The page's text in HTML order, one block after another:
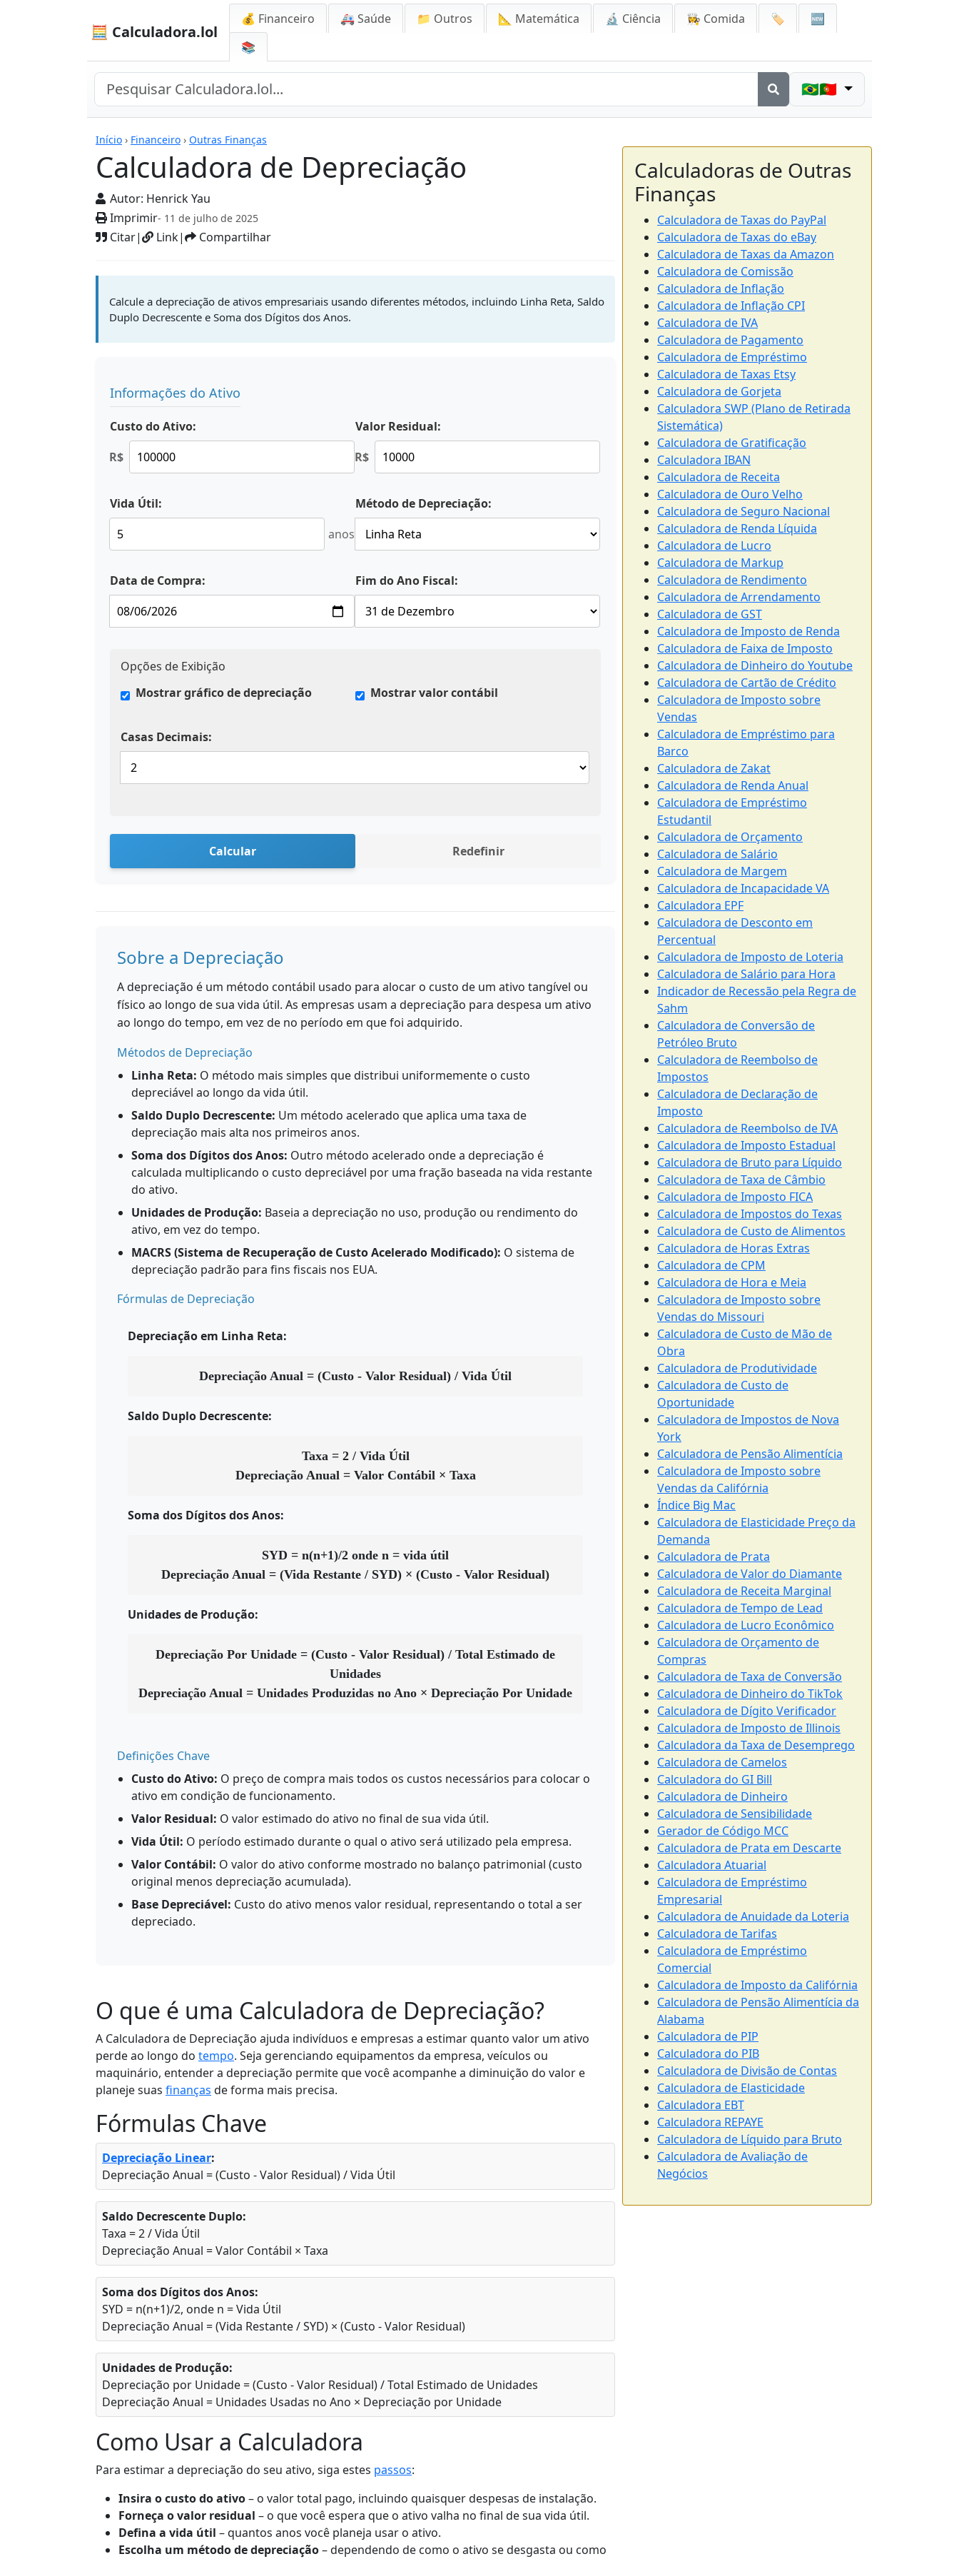
🧮 Calculadora.lol
💰 Financeiro 🚑 Saúde 📁 Outros 📐 Matemática 🔬 Ciência 👩‍🍳 Comida 🏷️
🆕
📚
🇧🇷🇵🇹
Início › Financeiro › Outras Finanças
Calculadora de Depreciação
Autor: Henrick Yau
Imprimir- 11 de julho de 2025
Citar| Link| Compartilhar
Calculadoras
Calcule a depreciação de ativos empresariais usando diferentes métodos, incluindo Linha Reta, Saldo
Duplo Decrescente e Soma dos Dígitos dos Anos.
Informações do Ativo
Custo do Ativo:
R$
Valor Residual:
R$
Vida Útil:
anos
Método de Depreciação:
Data de Compra: Fim do Ano Fiscal:
Opções de Exibição
Mostrar gráfico de depreciação
Mostrar valor contábil
Casas Decimais:
Calcular Redefinir
Sobre a Depreciação
A depreciação é um método contábil usado para alocar o custo de um ativo tangível ou
físico ao longo de sua vida útil. As empresas usam a depreciação para despesa um ativo
ao longo do tempo, em vez de no período em que foi adquirido.
Métodos de Depreciação
Linha Reta: O método mais simples que distribui uniformemente o custo
depreciável ao longo da vida útil.
Saldo Duplo Decrescente: Um método acelerado que aplica uma taxa de
depreciação mais alta nos primeiros anos.
Soma dos Dígitos dos Anos: Outro método acelerado onde a depreciação é
calculada multiplicando o custo depreciável por uma fração baseada na vida restante
do ativo.
Unidades de Produção: Baseia a depreciação no uso, produção ou rendimento do
ativo, em vez do tempo.
MACRS (Sistema de Recuperação de Custo Acelerado Modificado): O sistema de
depreciação padrão para fins fiscais nos EUA.
Fórmulas de Depreciação
Depreciação em Linha Reta:
Depreciação Anual = (Custo - Valor Residual) / Vida Útil
Saldo Duplo Decrescente:
Taxa = 2 / Vida Útil
Depreciação Anual = Valor Contábil × Taxa
Soma dos Dígitos dos Anos:
SYD = n(n+1)/2 onde n = vida útil
Depreciação Anual = (Vida Restante / SYD) × (Custo - Valor Residual)
Unidades de Produção:
Depreciação Por Unidade = (Custo - Valor Residual) / Total Estimado de
Unidades
Depreciação Anual = Unidades Produzidas no Ano × Depreciação Por Unidade
Definições Chave
Custo do Ativo: O preço de compra mais todos os custos necessários para colocar o
ativo em condição de funcionamento.
Valor Residual: O valor estimado do ativo no final de sua vida útil.
Vida Útil: O período estimado durante o qual o ativo será utilizado pela empresa.
Valor Contábil: O valor do ativo conforme mostrado no balanço patrimonial (custo
original menos depreciação acumulada).
Base Depreciável: Custo do ativo menos valor residual, representando o total a ser
depreciado.
O que é uma Calculadora de Depreciação?
A Calculadora de Depreciação ajuda indivíduos e empresas a estimar quanto valor um ativo
perde ao longo do tempo. Seja gerenciando equipamentos da empresa, veículos ou
maquinário, entender a depreciação permite que você acompanhe a diminuição do valor e
planeje suas finanças de forma mais precisa.
Fórmulas Chave
Depreciação Linear:
Depreciação Anual = (Custo - Valor Residual) / Vida Útil
Saldo Decrescente Duplo:
Taxa = 2 / Vida Útil
Depreciação Anual = Valor Contábil × Taxa
Soma dos Dígitos dos Anos:
SYD = n(n+1)/2, onde n = Vida Útil
Depreciação Anual = (Vida Restante / SYD) × (Custo - Valor Residual)
Unidades de Produção:
Depreciação por Unidade = (Custo - Valor Residual) / Total Estimado de Unidades
Depreciação Anual = Unidades Usadas no Ano × Depreciação por Unidade
Como Usar a Calculadora
Para estimar a depreciação do seu ativo, siga estes passos:
Insira o custo do ativo– o valor total pago, incluindo quaisquer despesas de instalação.
Forneça o valor residual – o que você espera que o ativo valha no final de sua vida útil.
Defina a vida útil – quantos anos você planeja usar o ativo.
Escolha um método de depreciação– dependendo de como o ativo se desgasta ou como
Calculadoras de Outras
Finanças
Calculadora de Taxas do PayPal
Calculadora de Taxas do eBay
Calculadora de Taxas da Amazon
Calculadora de Comissão
Calculadora de Inflação
Calculadora de Inflação CPI
Calculadora de IVA
Calculadora de Pagamento
Calculadora de Empréstimo
Calculadora de Taxas Etsy
Calculadora de Gorjeta
Calculadora SWP (Plano de Retirada
Sistemática)
Calculadora de Gratificação
Calculadora IBAN
Calculadora de Receita
Calculadora de Ouro Velho
Calculadora de Seguro Nacional
Calculadora de Renda Líquida
Calculadora de Lucro
Calculadora de Markup
Calculadora de Rendimento
Calculadora de Arrendamento
Calculadora de GST
Calculadora de Imposto de Renda
Calculadora de Faixa de Imposto
Calculadora de Dinheiro do Youtube
Calculadora de Cartão de Crédito
Calculadora de Imposto sobre
Vendas
Calculadora de Empréstimo para
Barco
Calculadora de Zakat
Calculadora de Renda Anual
Calculadora de Empréstimo
Estudantil
Calculadora de Orçamento
Calculadora de Salário
Calculadora de Margem
Calculadora de Incapacidade VA
Calculadora EPF
Calculadora de Desconto em
Percentual
Calculadora de Imposto de Loteria
Calculadora de Salário para Hora
Indicador de Recessão pela Regra de
Sahm
Calculadora de Conversão de
Petróleo Bruto
Calculadora de Reembolso de
Impostos
Calculadora de Declaração de
Imposto
Calculadora de Reembolso de IVA
Calculadora de Imposto Estadual
Calculadora de Bruto para Líquido
Calculadora de Taxa de Câmbio
Calculadora de Imposto FICA
Calculadora de Impostos do Texas
Calculadora de Custo de Alimentos
Calculadora de Horas Extras
Calculadora de CPM
Calculadora de Hora e Meia
Calculadora de Imposto sobre
Vendas do Missouri
Calculadora de Custo de Mão de
Obra
Calculadora de Produtividade
Calculadora de Custo de
Oportunidade
Calculadora de Impostos de Nova
York
Calculadora de Pensão Alimentícia
Calculadora de Imposto sobre
Vendas da Califórnia
Índice Big Mac
Calculadora de Elasticidade Preço da
Demanda
Calculadora de Prata
Calculadora de Valor do Diamante
Calculadora de Receita Marginal
Calculadora de Tempo de Lead
Calculadora de Lucro Econômico
Calculadora de Orçamento de
Compras
Calculadora de Taxa de Conversão
Calculadora de Dinheiro do TikTok
Calculadora de Dígito Verificador
Calculadora de Imposto de Illinois
Calculadora da Taxa de Desemprego
Calculadora de Camelos
Calculadora do GI Bill
Calculadora de Dinheiro
Calculadora de Sensibilidade
Gerador de Código MCC
Calculadora de Prata em Descarte
Calculadora Atuarial
Calculadora de Empréstimo
Empresarial
Calculadora de Anuidade da Loteria
Calculadora de Tarifas
Calculadora de Empréstimo
Comercial
Calculadora de Imposto da Califórnia
Calculadora de Pensão Alimentícia da
Alabama
Calculadora de PIP
Calculadora do PIB
Calculadora de Divisão de Contas
Calculadora de Elasticidade
Calculadora EBT
Calculadora REPAYE
Calculadora de Líquido para Bruto
Calculadora de Avaliação de
Negócios